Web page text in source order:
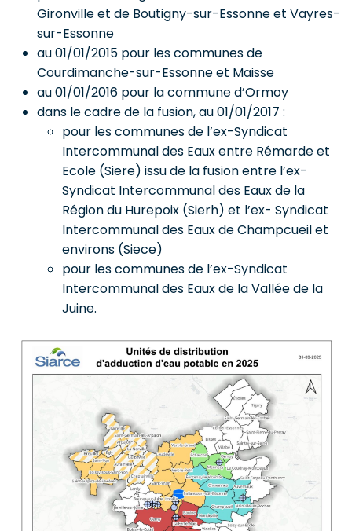
Gironville et de Boutigny-sur-Essonne et Vayres-
sur-Essonne
au 01/01/2015 pour les communes de
Courdimanche-sur-Essonne et Maisse
au 01/01/2016 pour la commune d’Ormoy
dans le cadre de la fusion, au 01/01/2017 :
pour les communes de l’ex-Syndicat
Intercommunal des Eaux entre Rémarde et
Ecole (Siere) issu de la fusion entre l’ex-
Syndicat Intercommunal des Eaux de la
Région du Hurepoix (Sierh) et l’ex- Syndicat
Intercommunal des Eaux de Champcueil et
environs (Siece)
pour les communes de l’ex-Syndicat
Intercommunal des Eaux de la Vallée de la
Juine.